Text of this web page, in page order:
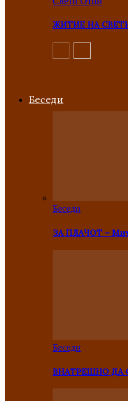
ЖИТИЕ НА
Беседи
Беседи
ЗА ПЛАЧОТ –
Беседи
ВНАТРЕШНО ДА